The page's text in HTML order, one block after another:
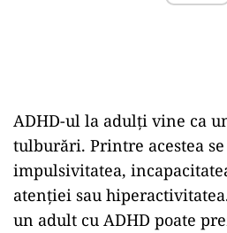
ADHD-ul la adulți vine ca
tulburări. Printre acestea
impulsivitatea,
atenției sau
un adult cu ADHD poate